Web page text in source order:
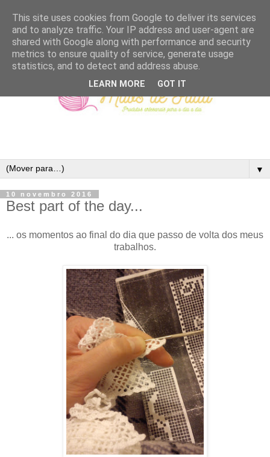
▼
10 novembro 2016
Best part of the day...
... os momentos ao final do dia que passo de volta dos meus
trabalhos.
This site uses cookies from Google to deliver its services
and to analyze traffic. Your IP address and user-agent are
shared with Google along with performance and security
metrics to ensure quality of service, generate usage
statistics, and to detect and address abuse.
LEARN MORE GOT IT